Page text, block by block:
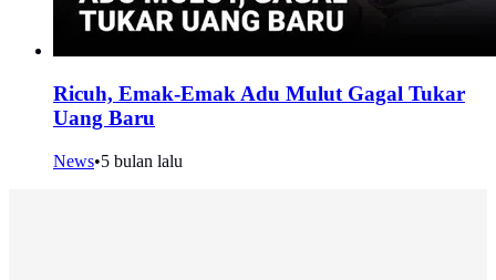
Ricuh, Emak-Emak Adu Mulut Gagal Tukar
Uang Baru
News•5 bulan lalu